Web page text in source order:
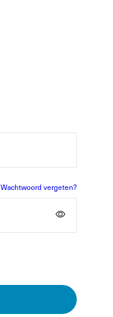
Wachtwoord vergeten?